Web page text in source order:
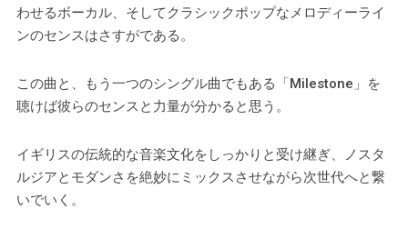
わせるボーカル、そしてクラシックポップなメロディーライ
ンのセンスはさすがである。
この曲と、もう一つのシングル曲でもある「Milestone」を
聴けば彼らのセンスと力量が分かると思う。
イギリスの伝統的な音楽文化をしっかりと受け継ぎ、ノスタ
ルジアとモダンさを絶妙にミックスさせながら次世代へと繋
いでいく。